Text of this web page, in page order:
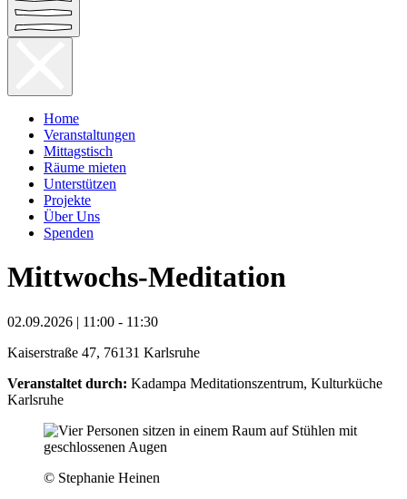
Home
Veranstaltungen
Mittagstisch
Räume mieten
Unterstützen
Projekte
Über Uns
Spenden
Mittwochs-Meditation
02.09.2026 | 11:00 - 11:30
Kaiserstraße 47, 76131 Karlsruhe
Veranstaltet durch: Kadampa Meditationszentrum, Kulturküche
Karlsruhe
© Stephanie Heinen